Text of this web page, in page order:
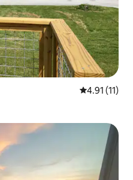
Calificación
4.91 (11)